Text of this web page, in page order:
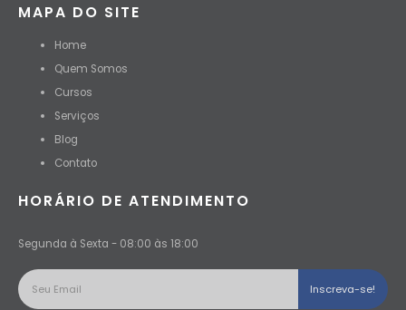
MAPA DO SITE
Home
Quem Somos
Cursos
Serviços
Blog
Contato
HORÁRIO DE ATENDIMENTO
Segunda à Sexta - 08:00 às 18:00